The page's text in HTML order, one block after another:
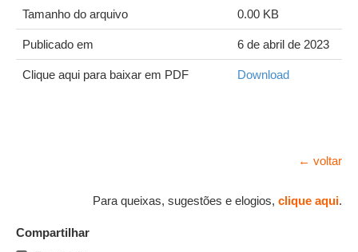
Tamanho do arquivo 0.00 KB
Publicado em 6 de abril de 2023
Clique aqui para baixar em PDF Download
← voltar
Para queixas, sugestões e elogios, clique aqui.
Compartilhar